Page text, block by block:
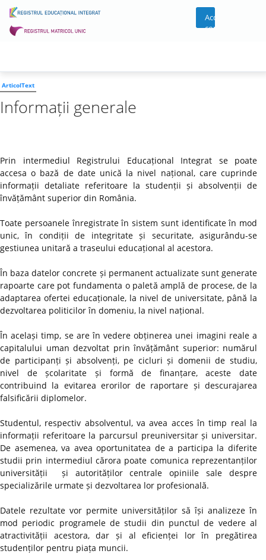
Acces
cont
ArticolText
Informații generale
Prin intermediul Registrului Educațional Integrat se poate
accesa o bază de date unică la nivel național, care cuprinde
informații detaliate referitoare la studenții și absolvenții de
învățământ superior din România.
Toate persoanele înregistrate în sistem sunt identificate în mod
unic, în condiții de integritate și securitate, asigurându-se
gestiunea unitară a traseului educațional al acestora.
În baza datelor concrete și permanent actualizate sunt generate
rapoarte care pot fundamenta o paletă amplă de procese, de la
adaptarea ofertei educaționale, la nivel de universitate, până la
dezvoltarea politicilor în domeniu, la nivel național.
În același timp, se are în vedere obținerea unei imagini reale a
capitalului uman dezvoltat prin învățământ superior: numărul
de participanți și absolvenți, pe cicluri și domenii de studiu,
nivel de școlaritate și formă de finanțare, aceste date
contribuind la evitarea erorilor de raportare și descurajarea
falsificării diplomelor.
Studentul, respectiv absolventul, va avea acces în timp real la
informații referitoare la parcursul preuniversitar și universitar.
De asemenea, va avea oportunitatea de a participa la diferite
studii prin intermediul cărora poate comunica reprezentanților
universității și autorităților centrale opiniile sale despre
specializările urmate și dezvoltarea lor profesională.
Datele rezultate vor permite universităților să își analizeze în
mod periodic programele de studii din punctul de vedere al
atractivității acestora, dar și al eficienței lor în pregătirea
studenților pentru piața muncii.